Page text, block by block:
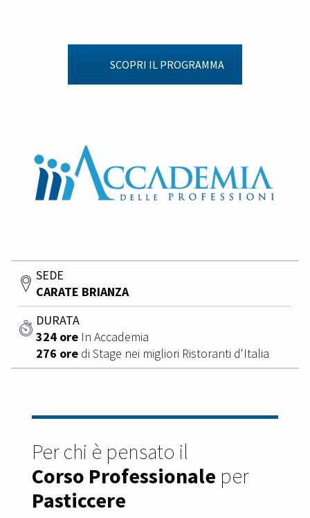
SCOPRI IL PROGRAMMA
SEDE
CARATE BRIANZA
DURATA
324 ore In Accademia
276 ore di Stage nei migliori Ristoranti d'Italia
Per chi è pensato il
Corso Professionale per
Pasticcere